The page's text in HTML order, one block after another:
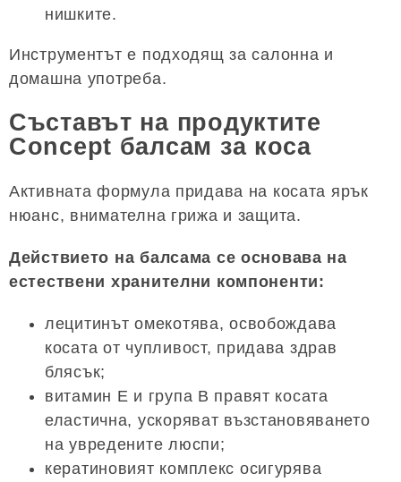
нишките.
Инструментът е подходящ за салонна и
домашна употреба.
Съставът на продуктите
Concept балсам за коса
Активната формула придава на косата ярък
нюанс, внимателна грижа и защита.
Действието на балсама се основава на
естествени хранителни компоненти:
лецитинът омекотява, освобождава
косата от чупливост, придава здрав
блясък;
витамин Е и група В правят косата
еластична, ускоряват възстановяването
на увредените люспи;
кератиновият комплекс осигурява